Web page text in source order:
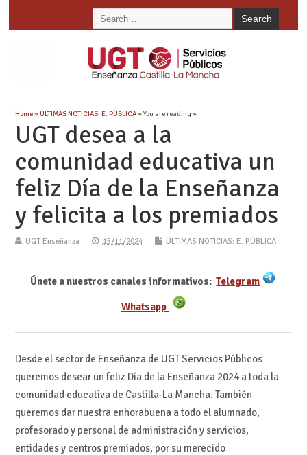
Home»ÚLTIMAS NOTICIAS: E. PÚBLICA» You are reading »
UGT desea a la
comunidad educativa un
feliz Día de la Enseñanza
y felicita a los premiados
UGT Enseñanza 15/11/2024 ÚLTIMAS NOTICIAS: E. PÚBLICA
Únete a nuestros canales informativos: Telegram
Whatsapp
Desde el sector de Enseñanza de UGT Servicios Públicos
queremos desear un feliz Día de la Enseñanza 2024 a toda la
comunidad educativa de Castilla-La Mancha. También
queremos dar nuestra enhorabuena a todo el alumnado,
profesorado y personal de administración y servicios,
entidades y centros premiados, por su merecido